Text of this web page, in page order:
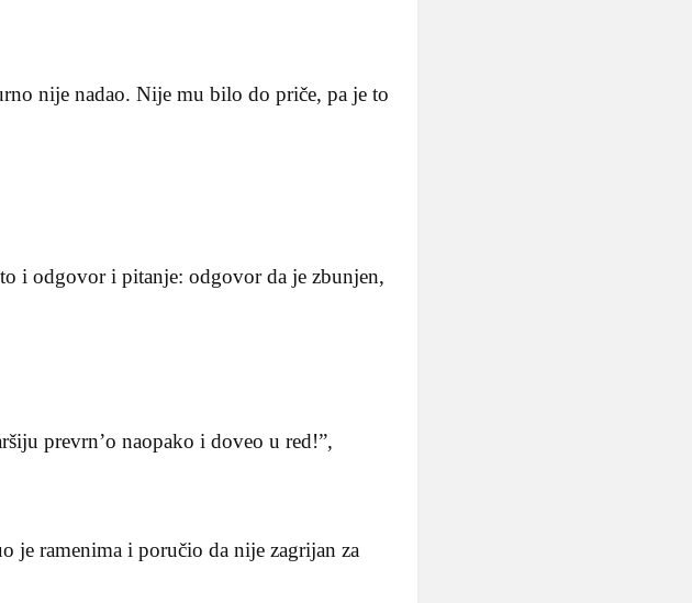
nije nadao. Nije mu bilo do priče, pa je to
i odgovor i pitanje: odgovor da je zbunjen,
prevrn’o naopako i doveo u red!”,
je ramenima i poručio da nije zagrijan za